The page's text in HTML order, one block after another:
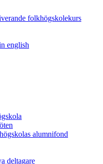
folkhögskolekurs
english
alumnifond
deltagare